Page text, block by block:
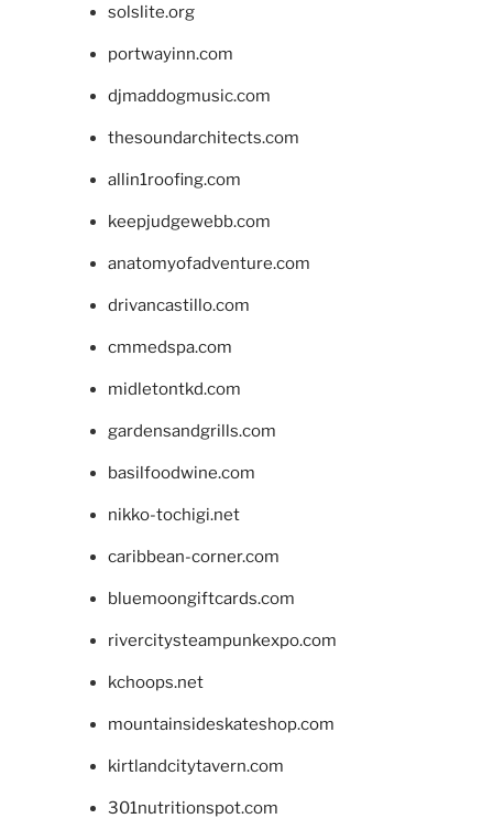
solslite.org
portwayinn.com
djmaddogmusic.com
thesoundarchitects.com
allin1roofing.com
keepjudgewebb.com
anatomyofadventure.com
drivancastillo.com
cmmedspa.com
midletontkd.com
gardensandgrills.com
basilfoodwine.com
nikko-tochigi.net
caribbean-corner.com
bluemoongiftcards.com
rivercitysteampunkexpo.com
kchoops.net
mountainsideskateshop.com
kirtlandcitytavern.com
301nutritionspot.com